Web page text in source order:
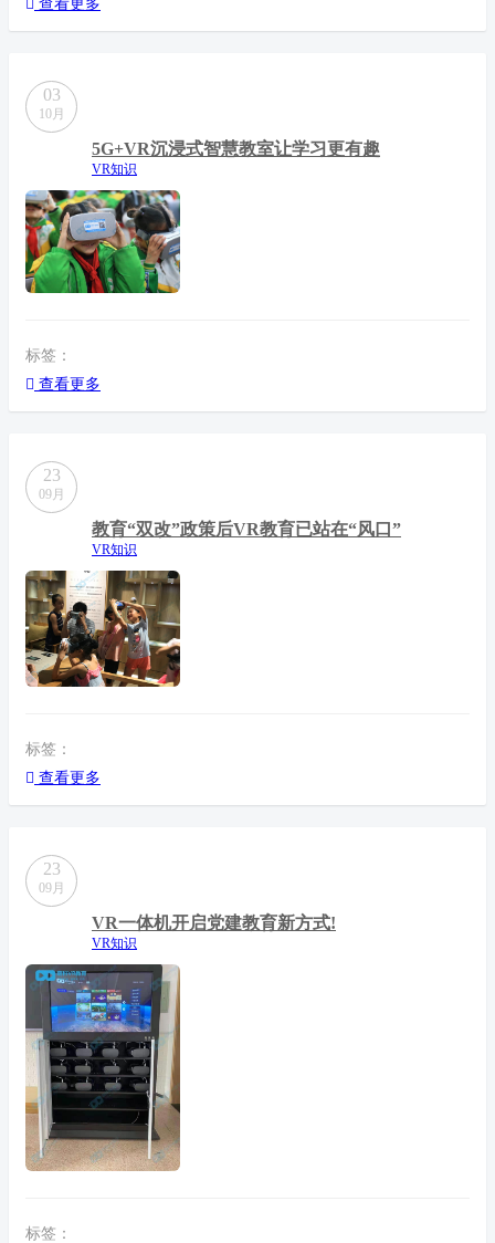
查看更多
03
10月
5G+VR沉浸式智慧教室让学习更有趣
VR知识
标签：
查看更多
23
09月
教育“双改”政策后VR教育已站在“风口”
VR知识
标签：
查看更多
23
09月
VR一体机开启党建教育新方式!
VR知识
标签：